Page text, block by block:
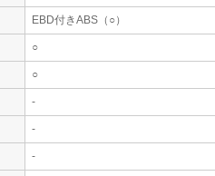
EBD付きABS（○）
○
○
-
-
-